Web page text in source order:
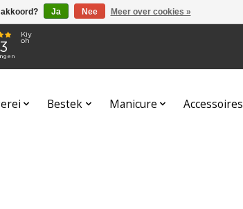
Bestek Manicure Accessoires
Ja Nee Meer over cookies »